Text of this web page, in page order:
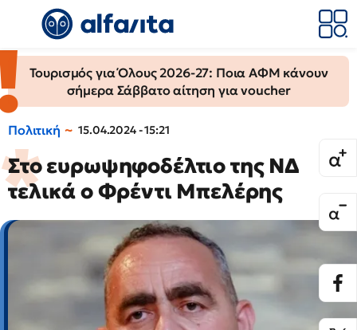
Τουρισμός για Όλους 2026-27: Ποια ΑΦΜ κάνουν
σήμερα Σάββατο αίτηση για voucher
Πολιτική 15.04.2024 - 15:21
Στο ευρωψηφοδέλτιο της ΝΔ
τελικά ο Φρέντι Μπελέρης